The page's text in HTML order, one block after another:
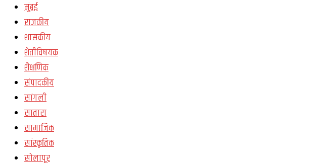
मुंबई
राजकीय
शासकीय
शेतीविषयक
शैक्षणिक
संपादकीय
सांगली
सातारा
सामाजिक
सांस्कृतिक
सोलापूर